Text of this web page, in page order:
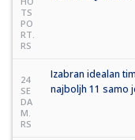
TS
PO
RT.
RS
24
SE
DA
M.
RS
Izabran idealan
najboljh 11 samo